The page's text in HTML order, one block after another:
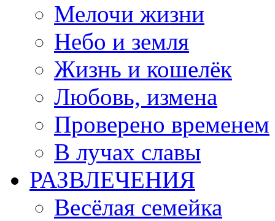
Мелочи жизни
Небо и земля
Жизнь и кошелёк
Любовь, измена
Проверено временем
В лучах славы
РАЗВЛЕЧЕНИЯ
Весёлая семейка